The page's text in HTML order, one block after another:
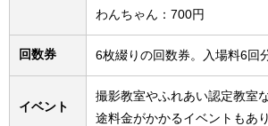
わんちゃん：700円
回数券 6枚綴りの回数券。入場料6回
イベント
撮影教室やふれあい認定教室
途料金がかかるイベントもあ